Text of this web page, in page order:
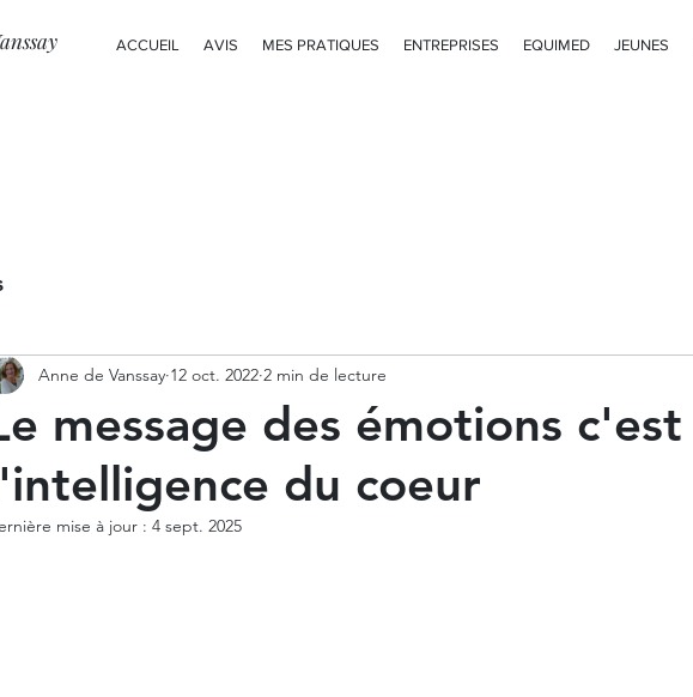
ACCUEIL AVIS MES PRATIQUES ENTREPRISES EQUIMED JEUNES
message des émotions c'est
du coeur
Anne de Vanssay 12 oct. 2022 2 min de lecture
mise à jour : 4 sept. 2025